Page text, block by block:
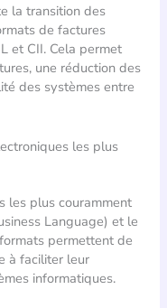
la transition des
de factures
et CII. Cela permet
une réduction des
des systèmes entre
les plus
les plus couramment
Language) et le
permettent de
à faciliter leur
informatiques.